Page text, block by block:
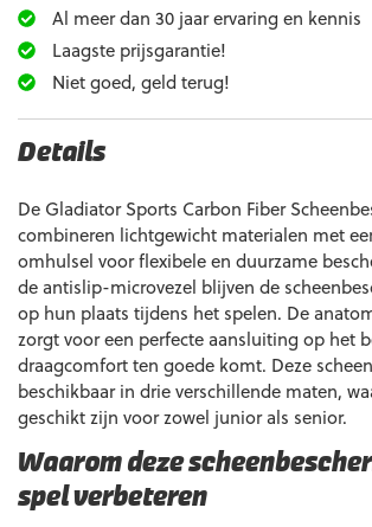
Al meer dan 30 jaar ervaring en kennis
Laagste prijsgarantie!
Niet goed, geld terug!
Details
De Gladiator Sports Carbon Fiber
combineren lichtgewicht materialen met
omhulsel voor flexibele en duurzame
de antislip-microvezel blijven de
op hun plaats tijdens het spelen. De
zorgt voor een perfecte aansluiting op het
draagcomfort ten goede komt. Deze
beschikbaar in drie verschillende maten,
geschikt zijn voor zowel junior als senior.
Waarom deze
spel verbeteren